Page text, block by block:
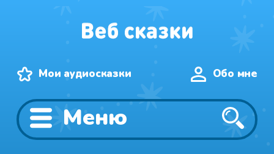
Мои аудиосказки Обо мне
Меню